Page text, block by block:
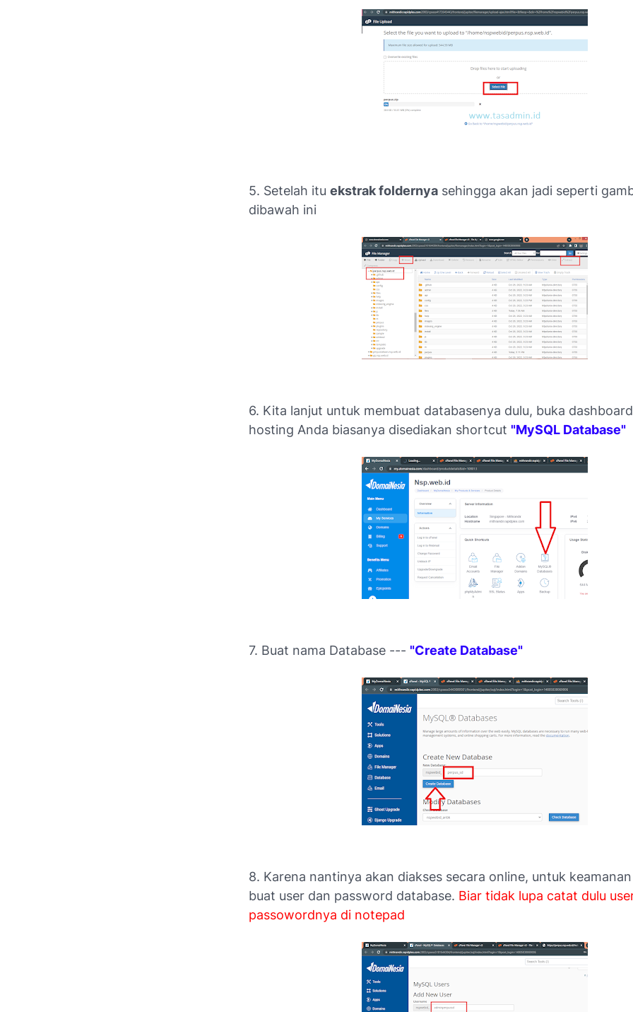
5. Setelah itu ekstrak foldernya sehingga akan jadi seperti
dibawah ini
6. Kita lanjut untuk membuat databasenya dulu, buka
hosting Anda biasanya disediakan shortcut "MySQL Database"
7. Buat nama Database --- "Create Database"
8. Karena nantinya akan diakses secara online, untuk
buat user dan password database. Biar tidak lupa catat dulu
passowordnya di notepad